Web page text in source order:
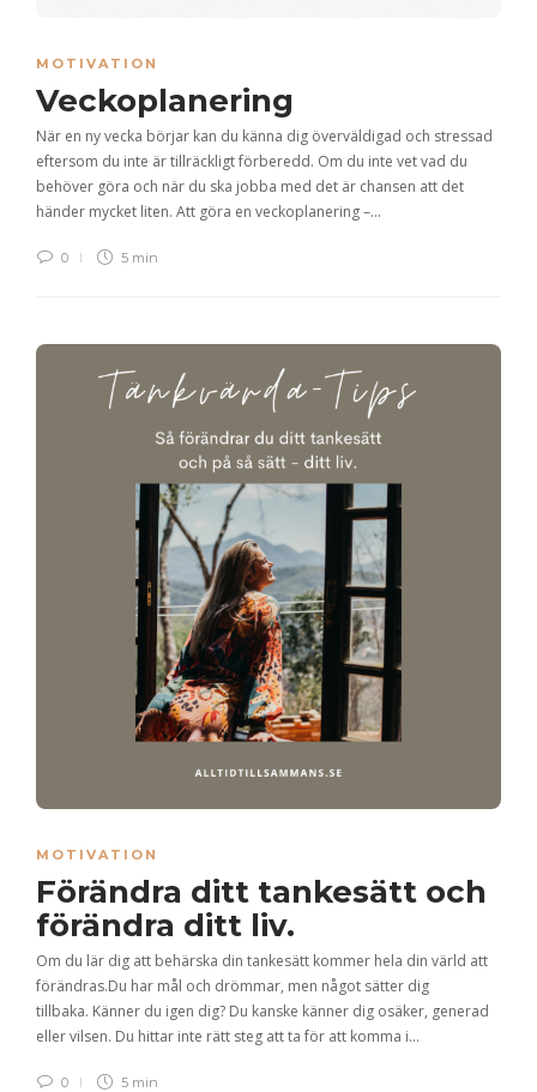
MOTIVATION
Veckoplanering
När en ny vecka börjar kan du känna dig överväldigad och stressad
eftersom du inte är tillräckligt förberedd. Om du inte vet vad du
behöver göra och när du ska jobba med det är chansen att det
händer mycket liten. Att göra en veckoplanering –…
0 5 min
MOTIVATION
Förändra ditt tankesätt och
förändra ditt liv.
Om du lär dig att behärska din tankesätt kommer hela din värld att
förändras.Du har mål och drömmar, men något sätter dig
tillbaka. Känner du igen dig? Du kanske känner dig osäker, generad
eller vilsen. Du hittar inte rätt steg att ta för att komma i…
0 5 min